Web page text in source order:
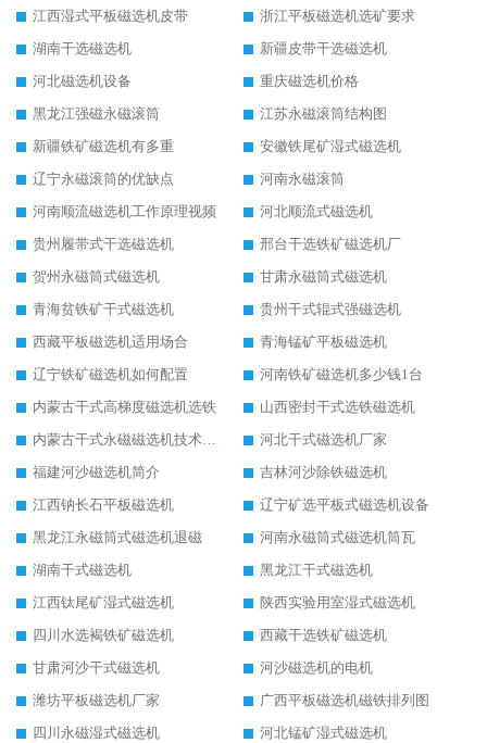
江西湿式平板磁选机皮带
浙江平板磁选机选矿要求
湖南干选磁选机
新疆皮带干选磁选机
河北磁选机设备
重庆磁选机价格
黑龙江强磁永磁滚筒
江苏永磁滚筒结构图
新疆铁矿磁选机有多重
安徽铁尾矿湿式磁选机
辽宁永磁滚筒的优缺点
河南永磁滚筒
河南顺流磁选机工作原理视频
河北顺流式磁选机
贵州履带式干选磁选机
邢台干选铁矿磁选机厂
贺州永磁筒式磁选机
甘肃永磁筒式磁选机
青海贫铁矿干式磁选机
贵州干式辊式强磁选机
西藏平板磁选机适用场合
青海锰矿平板磁选机
辽宁铁矿磁选机如何配置
河南铁矿磁选机多少钱1台
内蒙古干式高梯度磁选机选铁
山西密封干式选铁磁选机
内蒙古干式永磁磁选机技术要求
河北干式磁选机厂家
福建河沙磁选机简介
吉林河沙除铁磁选机
江西钠长石平板磁选机
辽宁矿选平板式磁选机设备
黑龙江永磁筒式磁选机退磁
河南永磁筒式磁选机筒瓦
湖南干式磁选机
黑龙江干式磁选机
江西钛尾矿湿式磁选机
陕西实验用室湿式磁选机
四川水选褐铁矿磁选机
西藏干选铁矿磁选机
甘肃河沙干式磁选机
河沙磁选机的电机
潍坊平板磁选机厂家
广西平板磁选机磁铁排列图
四川永磁湿式磁选机
河北锰矿湿式磁选机